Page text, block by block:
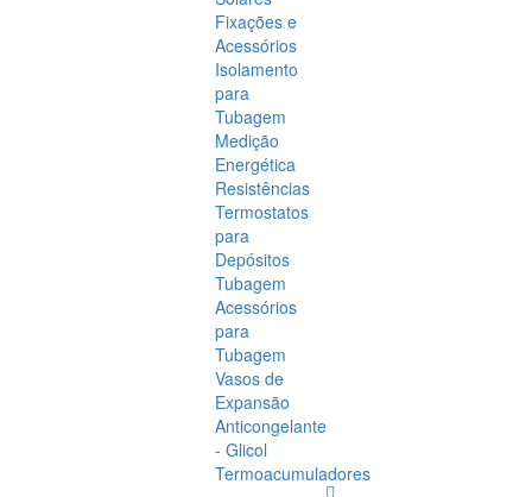
Fixações e
Acessórios
Isolamento
para
Tubagem
Medição
Energética
Resistências
Termostatos
para
Depósitos
Tubagem
Acessórios
para
Tubagem
Vasos de
Expansão
Anticongelante
- Glicol
Termoacumuladores